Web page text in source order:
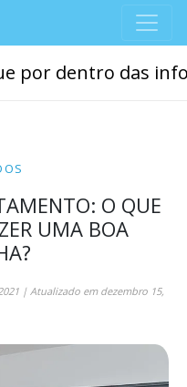
por dentro das
O QUE
UMA BOA
| Atualizado em dezembro 15,